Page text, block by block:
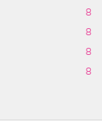
8
8
8
8